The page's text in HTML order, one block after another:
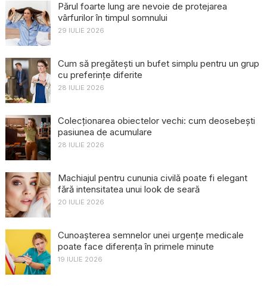
Părul foarte lung are nevoie de protejarea
vârfurilor în timpul somnului
29 IULIE 2026
Cum să pregătești un bufet simplu pentru un grup
cu preferințe diferite
28 IULIE 2026
Colecționarea obiectelor vechi: cum deosebești
pasiunea de acumulare
28 IULIE 2026
Machiajul pentru cununia civilă poate fi elegant
fără intensitatea unui look de seară
20 IULIE 2026
Cunoașterea semnelor unei urgențe medicale
poate face diferența în primele minute
19 IULIE 2026